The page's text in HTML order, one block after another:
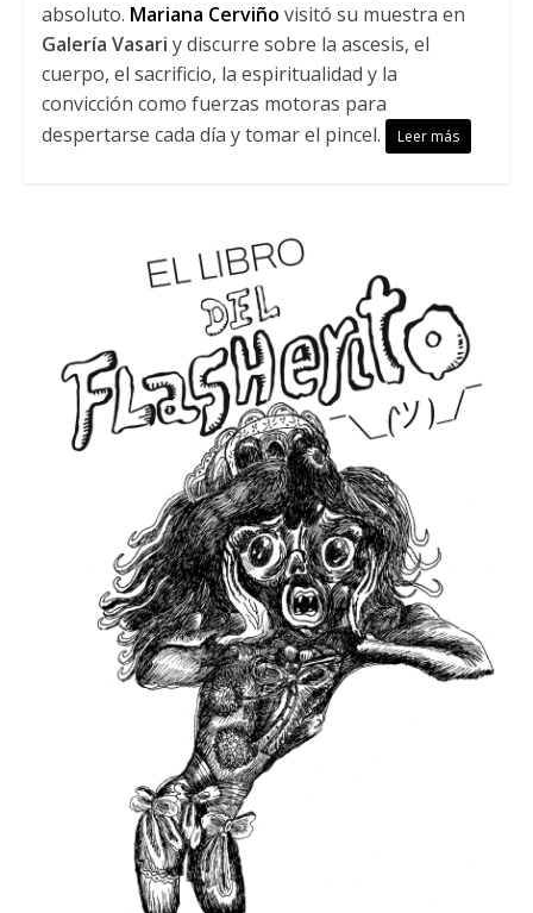
absoluto. Mariana Cerviño visitó su muestra en
Galería Vasari y discurre sobre la ascesis, el
cuerpo, el sacrificio, la espiritualidad y la
convicción como fuerzas motoras para
despertarse cada día y tomar el pincel.
Leer más